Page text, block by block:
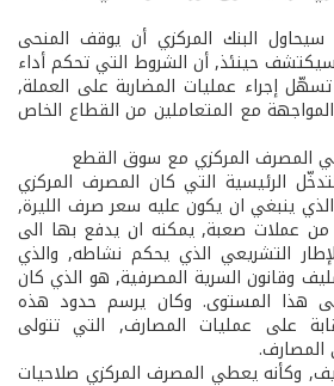
من العام 1986, سيحاول البنك المركزي أن يوقف المنحى
حينئذ, أن الشروط التي تحكم أداء
إجراء عمليات المضاربة على العملة,
مع المتعاملين من القطاع الخاص
المصرف المركزي مع سوق القطع
الرئيسية التي كان المصرف المركزي
ينبغي ان يكون عليه سعر صرف الليرة,
من عملات صعبة, يمكنه ان يدفع بها الى
التشريعي الذي يحكم نشاطه, والذي
وقانون السرية المصرفية, هو الذي كان
هذا المستوى. وكان يرسم حدود هذه
على عمليات المصارف, التي تتولى
المصارف.
وكأنه يعطي المصرف المركزي صلاحيات